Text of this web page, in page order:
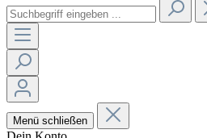
Menü schließen